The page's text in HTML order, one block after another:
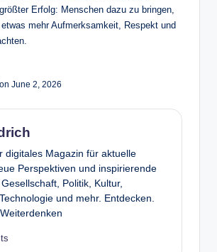
Erfolg: Menschen dazu zu bringen,
mehr Aufmerksamkeit, Respekt und
June 2, 2026
digitales Magazin für aktuelle
Perspektiven und inspirierende
Politik, Kultur,
und mehr. Entdecken.